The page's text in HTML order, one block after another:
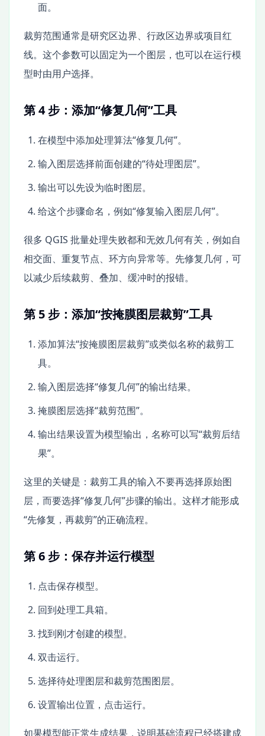
面。
裁剪范围通常是研究区边界、行政区边界或项目红
线。这个参数可以固定为一个图层，也可以在运行模
型时由用户选择。
第 4 步：添加“修复几何”工具
在模型中添加处理算法“修复几何”。
输入图层选择前面创建的“待处理图层”。
输出可以先设为临时图层。
给这个步骤命名，例如“修复输入图层几何”。
很多 QGIS 批量处理失败都和无效几何有关，例如自
相交面、重复节点、环方向异常等。先修复几何，可
以减少后续裁剪、叠加、缓冲时的报错。
第 5 步：添加“按掩膜图层裁剪”工具
添加算法“按掩膜图层裁剪”或类似名称的裁剪工
具。
输入图层选择“修复几何”的输出结果。
掩膜图层选择“裁剪范围”。
输出结果设置为模型输出，名称可以写“裁剪后结
果”。
这里的关键是：裁剪工具的输入不要再选择原始图
层，而要选择“修复几何”步骤的输出。这样才能形成
“先修复，再裁剪”的正确流程。
第 6 步：保存并运行模型
点击保存模型。
回到处理工具箱。
找到刚才创建的模型。
双击运行。
选择待处理图层和裁剪范围图层。
设置输出位置，点击运行。
如果模型能正常生成结果，说明基础流程已经搭建成